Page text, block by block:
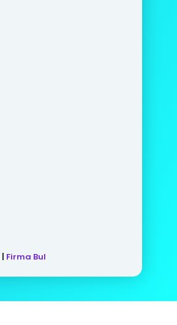
| Firma Bul